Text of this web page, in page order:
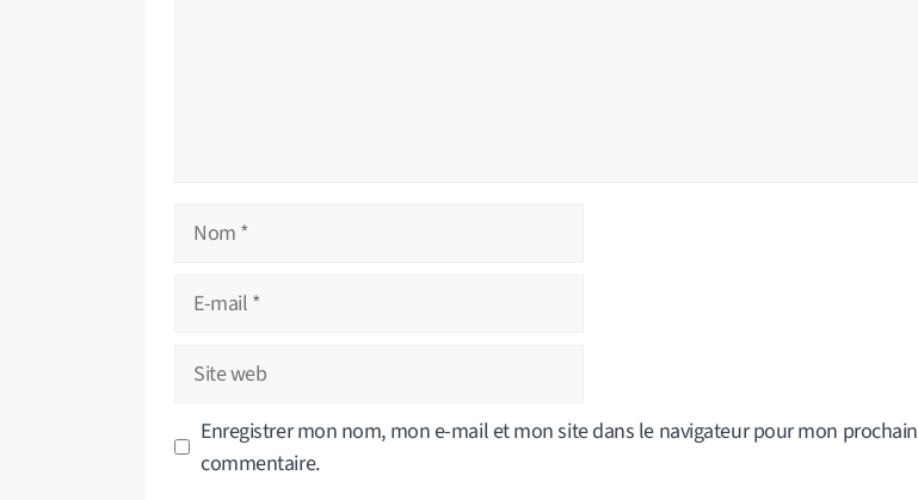
Nom
Site
web
Enregistrer mon nom, mon e-mail et mon site dans le navigateur pour mon prochain
commentaire.